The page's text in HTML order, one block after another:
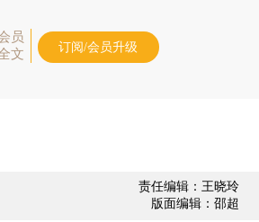
员
文
订阅/会员升级
责任编辑：王晓玲
版面编辑：邵超